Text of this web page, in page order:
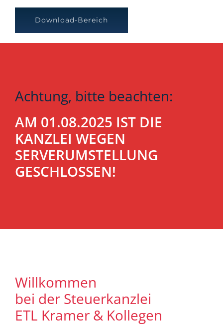
Download-Bereich
Achtung, bitte beachten:
AM 01.08.2025 IST DIE
KANZLEI WEGEN
SERVERUMSTELLUNG
GESCHLOSSEN!
Willkommen
bei der Steuerkanzlei
ETL Kramer & Kollegen